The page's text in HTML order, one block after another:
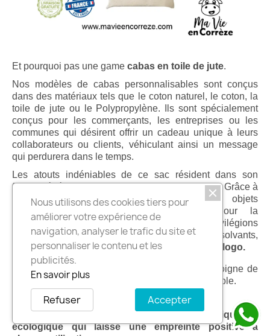
Et pourquoi pas une game cabas en toile de jute.
Nos modèles de cabas personnalisables sont conçus
dans des matériaux tels que le coton naturel, le coton, la
toile de jute ou le Polypropylène. Ils sont spécialement
conçus pour les commerçants, les entreprises ou les
communes qui désirent offrir un cadeau unique à leurs
collaborateurs ou clients, véhiculant ainsi un message
qui perdurera dans le temps.
Les atouts indéniables de ce sac résident dans son
format généreux et sa robustesse exceptionnelle. Grâce à
son soufflet, le cabas peut accueillir des objets
volumineux et lourds avec aisance. Pour la
personnalisation de ces sacs, nous privilégions
l’utilisation de technique innovantes, sans solvants,
assurant ainsi unrendu visuel optimal de votre logo.
En tant que sac réutilisable et recyclable, il témoigne de
votre engagement en tant qu’acteur écoresponsable.
Optez pour le cabas, une solution pratique et
écologique qui laisse une empreinte positive à
Nous utilisons des cookies tiers pour
améliorer votre expérience de
navigation, analyser le trafic du site et
personnaliser le contenu et les
publicités.
En savoir plus
Accepter
Refuser